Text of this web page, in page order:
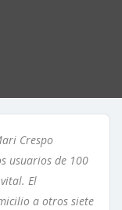
Crespo
usuarios de 100
El
a otros siete